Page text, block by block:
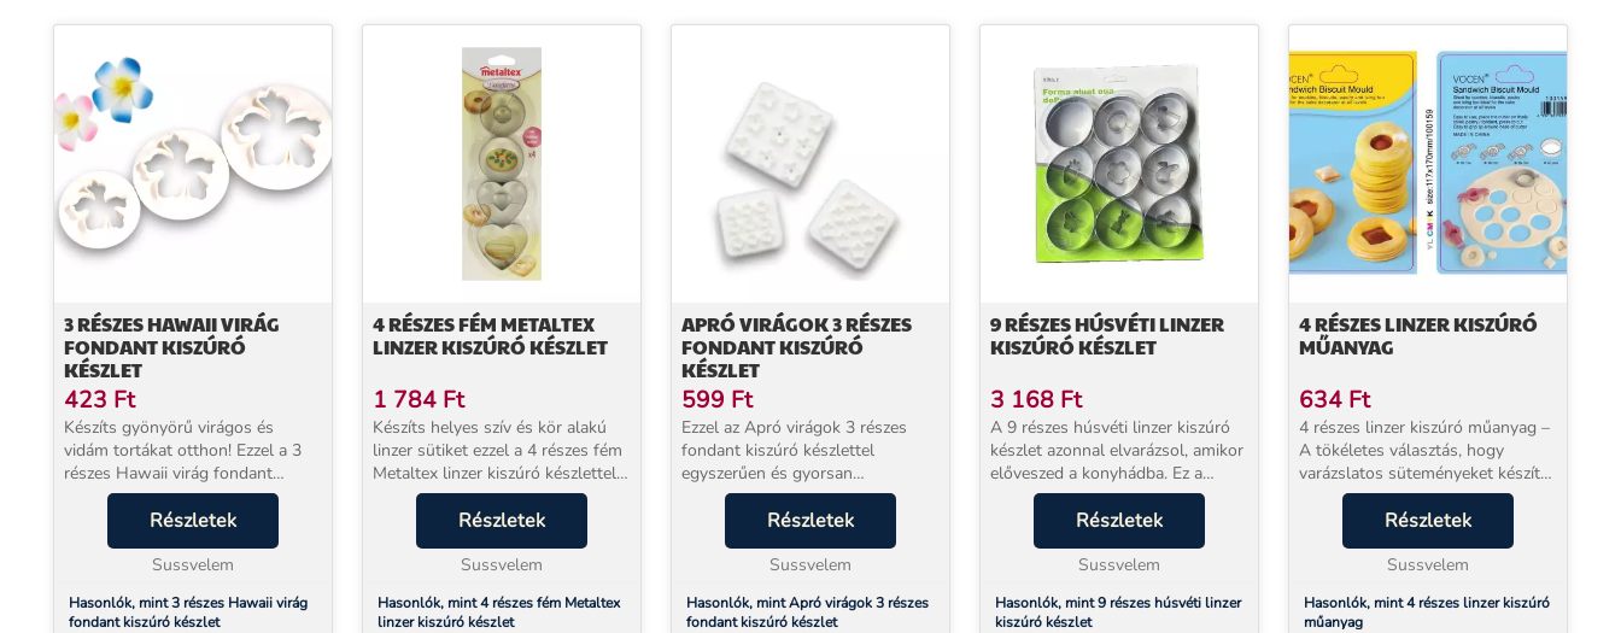
3 RÉSZES HAWAII VIRÁG
FONDANT KISZÚRÓ
KÉSZLET
423 Ft
Készíts gyönyörű virágos és
vidám tortákat otthon! Ezzel a 3
részes Hawaii virág fondant
kiszúró készlettel egyszerűen
alkothatsz csodás virágokat!
Használata: Tetszőleges színű
Részletek
Sussvelem
Hasonlók, mint 3 részes Hawaii virág
fondant kiszúró készlet
4 RÉSZES FÉM METALTEX
LINZER KISZÚRÓ KÉSZLET
1 784 Ft
Készíts helyes szív és kör alakú
linzer sütiket ezzel a 4 részes fém
Metaltex linzer kiszúró készlettel!
Alkalmas mézeskalácsokhoz,
kekszekhez, tortadíszek
készítéséhez egyaránt. A kiszúrók
Részletek
Sussvelem
Hasonlók, mint 4 részes fém Metaltex
linzer kiszúró készlet
APRÓ VIRÁGOK 3 RÉSZES
FONDANT KISZÚRÓ
KÉSZLET
599 Ft
Ezzel az Apró virágok 3 részes
fondant kiszúró készlettel
egyszerűen és gyorsan
elkészítheted az egyforma méretű
kis virágokat a tortákra, sütikre! A
virágok mérete: 0,5 cm 0,8 cm 1
cm Mindegyik kisz...
Részletek
Sussvelem
Hasonlók, mint Apró virágok 3 részes
fondant kiszúró készlet
9 RÉSZES HÚSVÉTI LINZER
KISZÚRÓ KÉSZLET
3 168 Ft
A 9 részes húsvéti linzer kiszúró
készlet azonnal elvarázsol, amikor
előveszed a konyhádba. Ez a
csodálatos eszköz a sütés során
nem csupán egy egyszerű díszítő
megoldás, hanem egy izgalmas
Részletek
Sussvelem
Hasonlók, mint 9 részes húsvéti linzer
kiszúró készlet
4 RÉSZES LINZER KISZÚRÓ
MŰANYAG
634 Ft
4 részes linzer kiszúró műanyag –
A tökéletes választás, hogy
varázslatos süteményeket készíts!
Szeretnél olyan linzereket sütni,
amelyek nem csak finomak, de
esztétikailag is lenyűgözőek? A 4
Részletek
Sussvelem
Hasonlók, mint 4 részes linzer kiszúró
műanyag